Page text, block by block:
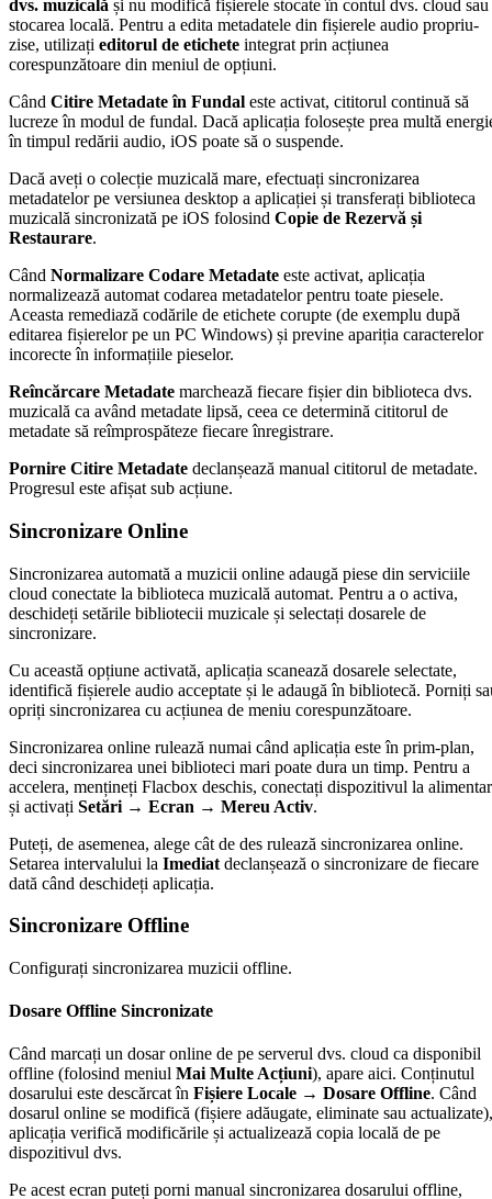
dvs. muzicală și nu modifică fișierele stocate în contul dvs. cloud sau
stocarea locală. Pentru a edita metadatele din fișierele audio propriu-
zise, utilizați editorul de etichete integrat prin acțiunea
corespunzătoare din meniul de opțiuni.
Când Citire Metadate în Fundal este activat, cititorul continuă să
lucreze în modul de fundal. Dacă aplicația folosește prea multă
în timpul redării audio, iOS poate să o suspende.
Dacă aveți o colecție muzicală mare, efectuați sincronizarea
metadatelor pe versiunea desktop a aplicației și transferați biblioteca
muzicală sincronizată pe iOS folosind Copie de Rezervă și
Restaurare.
Când Normalizare Codare Metadate este activat, aplicația
normalizează automat codarea metadatelor pentru toate piesele.
Aceasta remediază codările de etichete corupte (de exemplu după
editarea fișierelor pe un PC Windows) și previne apariția caracterelor
incorecte în informațiile pieselor.
Reîncărcare Metadate marchează fiecare fișier din biblioteca dvs.
muzicală ca având metadate lipsă, ceea ce determină cititorul de
metadate să reîmprospăteze fiecare înregistrare.
Pornire Citire Metadate declanșează manual cititorul de metadate.
Progresul este afișat sub acțiune.
Sincronizare Online
Sincronizarea automată a muzicii online adaugă piese din serviciile
cloud conectate la biblioteca muzicală automat. Pentru a o activa,
deschideți setările bibliotecii muzicale și selectați dosarele de
sincronizare.
Cu această opțiune activată, aplicația scanează dosarele selectate,
identifică fișierele audio acceptate și le adaugă în bibliotecă. Porniți
opriți sincronizarea cu acțiunea de meniu corespunzătoare.
Sincronizarea online rulează numai când aplicația este în prim-plan,
deci sincronizarea unei biblioteci mari poate dura un timp. Pentru a
accelera, mențineți Flacbox deschis, conectați dispozitivul la
și activați Setări → Ecran → Mereu Activ.
Puteți, de asemenea, alege cât de des rulează sincronizarea online.
Setarea intervalului la Imediat declanșează o sincronizare de fiecare
dată când deschideți aplicația.
Sincronizare Offline
Configurați sincronizarea muzicii offline.
Dosare Offline Sincronizate
Când marcați un dosar online de pe serverul dvs. cloud ca disponibil
offline (folosind meniul Mai Multe Acțiuni), apare aici. Conținutul
dosarului este descărcat în Fișiere Locale → Dosare Offline. Când
dosarul online se modifică (fișiere adăugate, eliminate sau actualizate),
aplicația verifică modificările și actualizează copia locală de pe
dispozitivul dvs.
Pe acest ecran puteți porni manual sincronizarea dosarului offline,